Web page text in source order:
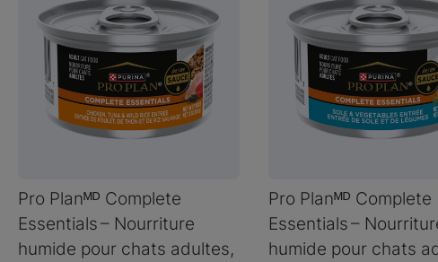
Pro Planᴹᴰ Complete
Essentials – Nourriture
humide pour chats adultes,
Pro Planᴹᴰ Complete
Essentials –
humide pour chats